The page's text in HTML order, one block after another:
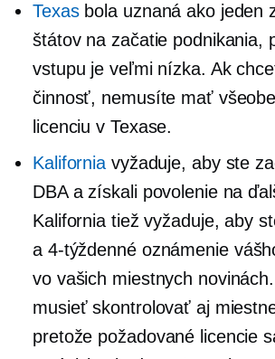
Texasbola uznaná ako jeden
štátov na začatie podnikania,
vstupu je veľmi nízka. Ak
činnosť, nemusíte mať
licenciu v Texase.
Kalifornia vyžaduje, aby ste
DBA a získali povolenie na
Kalifornia tiež vyžaduje, aby
a 4-týždennéoznámenie
vo vašich miestnych
musieť skontrolovať aj
pretože požadované licencie